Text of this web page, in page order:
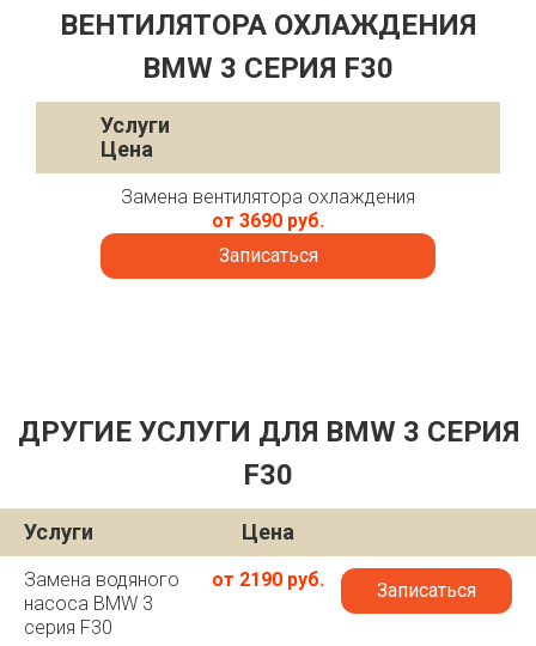
ВЕНТИЛЯТОРА ОХЛАЖДЕНИЯ
BMW 3 СЕРИЯ F30
Услуги
Цена
Замена вентилятора охлаждения
от 3690 руб.
Записаться
ДРУГИЕ УСЛУГИ ДЛЯ BMW 3 СЕРИЯ
F30
Услуги Цена
Замена водяного
насоса BMW 3
серия F30
от 2190 руб. Записаться